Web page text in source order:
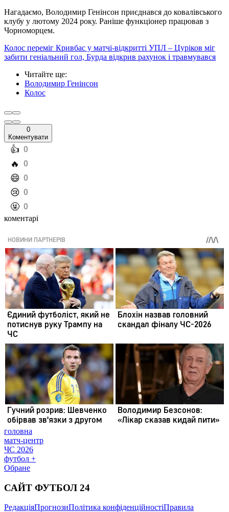
Нагадаємо, Володимир Генінсон приєднався до ковалівського
клубу у лютому 2024 року. Раніше функціонер працював з
Чорноморцем.
Колос переміг Кривбас у матчі-відкритті УПЛ – Цуріков міг
забити геніальний гол, Бурда відкрив рахунок і травмувався
Читайте ще:
Володимир Генінсон
Колос
0
Коментувати
️👍 0
️🔥 0
️😄 0
️😢 0
️🤬 0
коментарі
головна
матч-центр
ЧС 2026
футбол +
Обране
САЙТ ФУТБОЛ 24
РедакціяПрогнозиПолітика конфіденційностіПравила